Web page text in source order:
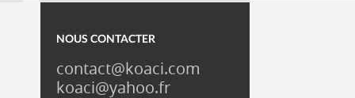
NOUS CONTACTER
contact@koaci.com
koaci@yahoo.fr